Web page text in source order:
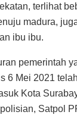
terlihat
madura,
ibu ibu.
pemerintah
6 Mei 2021
Kota
Satpol